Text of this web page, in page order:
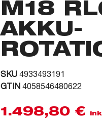
M18
AKKU-
SKU 4933493191
GTIN 4058546480622
1.498,80 €